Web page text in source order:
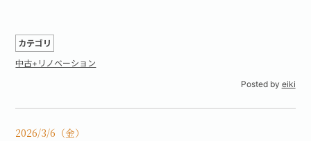
カテゴリ
中古+リノベーション
Posted by eiki
2026/3/6（金）